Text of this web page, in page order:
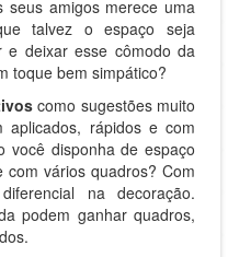
amigos merece uma
talvez o espaço seja
e deixar esse cômodo da
toque bem simpático?
como sugestões muito
aplicados, rápidos e com
você disponha de espaço
vários quadros? Com
na decoração.
podem ganhar quadros,